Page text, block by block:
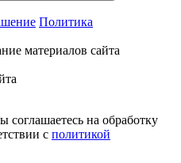
Политика
материалов сайта
соглашаетесь на обработку
с политикой